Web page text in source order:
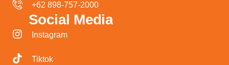
+62 898-757-2000
Social Media
Instagram
Tiktok